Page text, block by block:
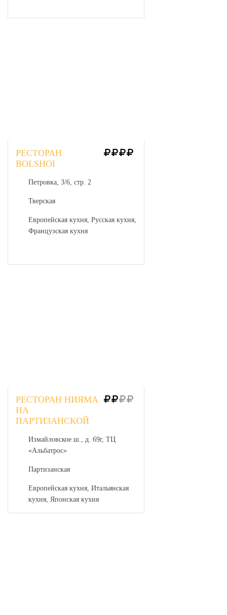
РЕСТОРАН
BOLSHOI
Петровка, 3/6, стр. 2
Тверская
Европейская кухня, Русская кухня,
Французская кухня
РЕСТОРАН НИЯМА
НА
ПАРТИЗАНСКОЙ
Измайловское ш., д. 69г, ТЦ
«Альбатрос»
Партизанская
Европейская кухня, Итальянская
кухня, Японская кухня